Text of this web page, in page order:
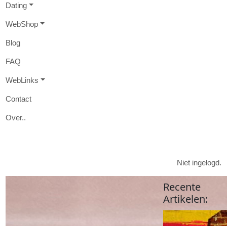
Dating
WebShop
Blog
FAQ
WebL inks
Contact
Over..
Niet ingelogd.
Recente
Artikelen: